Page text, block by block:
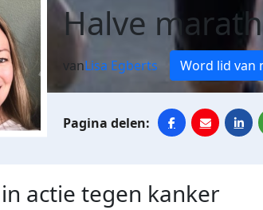
Halve
vanLisa Egberts Word lid van
actie tegen kanker